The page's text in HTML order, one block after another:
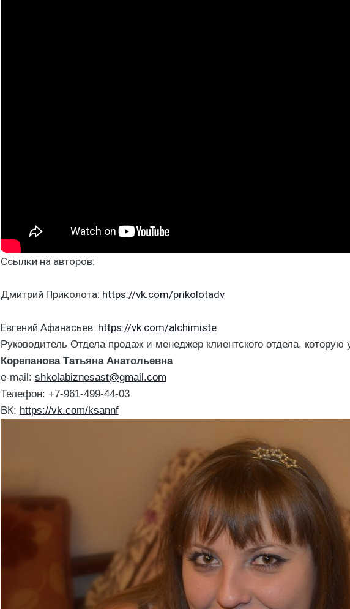
Ссылки на авторов:
Дмитрий Приколота: https://vk.com/prikolotadv
Евгений Афанасьев: https://vk.com/alchimiste
Руководитель Отдела продаж и менеджер клиентского отдела,
Корепанова Татьяна Анатольевна
e-mail: shkolabiznesast@gmail.com
Телефон: +7-961-499-44-03
ВК: https://vk.com/ksannf